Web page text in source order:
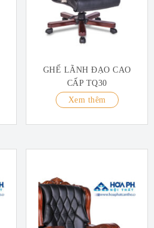
GHẾ LÃNH ĐẠO CAO
CẤP TQ30
Xem thêm